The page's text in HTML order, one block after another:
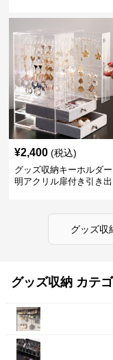
¥2,400 (税込)
グッズ収納キーホルダ
明アクリル扉付き引き出
グッズ収
グッズ収納 カテ